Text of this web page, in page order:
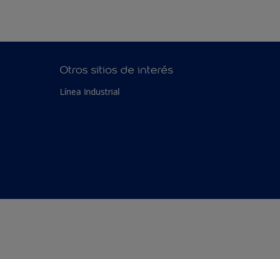
Otros sitios de interés
Línea Industrial